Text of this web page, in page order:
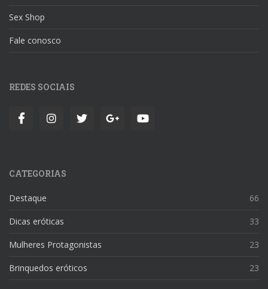
Sex Shop
Fale conosco
REDES SOCIAIS
CATEGORIAS
Destaque 66
Dicas eróticas 33
Mulheres Protagonistas 23
Brinquedos eróticos 23